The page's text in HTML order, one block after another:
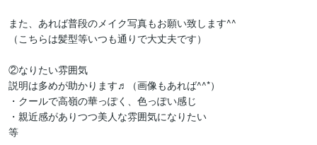
また、あれば普段のメイク写真もお願い致します^^
（こちらは髪型等いつも通りで大丈夫です）
②なりたい雰囲気
説明は多めが助かります♬（画像もあれば^^*）
・クールで高嶺の華っぽく、色っぽい感じ
・親近感がありつつ美人な雰囲気になりたい
等